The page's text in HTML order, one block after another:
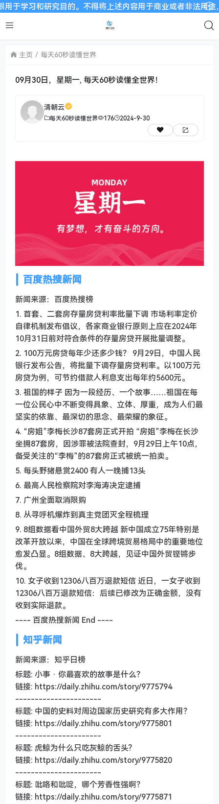
习和研究目的。不得将上述内容用于商业或者非法用途，
主页 每天60秒读懂世界
09月30日，星期一, 每天60秒读懂全世界！
清朝云
每天60秒读懂世界 176 2024-9-30
百度热搜新闻
新闻来源：百度热搜榜
1. 首套、二套房存量房贷利率批量下调 市场利率定价
自律机制发布倡议，各家商业银行原则上应在2024年
10月31日前对符合条件的存量房贷开展批量调整。
2. 100万元房贷每年少还多少钱？ 9月29日，中国人民
银行发布公告，将批量下调存量房贷利率。以100万元
房贷为例，可节约借款人利息支出每年约5600元。
3. 祖国的样子 因为一段经历、一个故事……祖国在每
一位公民心中不断变得具象、立体、厚重，成为人们最
坚实的依靠、最深切的思念、最荣耀的象征。
4. “房姐”李梅长沙87套房正式开拍 “房姐”李梅在长沙
坐拥87套房，因涉罪被法院查封，9月29日上午10点，
备受关注的“李梅”的87套房正式被统一拍卖。
5. 每头野猪悬赏2400 有人一晚捕13头
6. 最高人民检察院对李海涛决定逮捕
7. 广州全面取消限购
8. 从寻呼机爆炸到真主党团灭全程梳理
9. 8组数据看中国外贸8大跨越 新中国成立75年特别是
改革开放以来，中国在全球跨境贸易格局中的重要地位
愈发凸显。8组数据、8大跨越，见证中国外贸铿锵步
伐。
10. 女子收到12306八百万退款短信 近日，一女子收到
12306八百万退款短信：后续已修改为正确金额，没有
收到实际退款。
---- 百度热搜新闻 End ----
知乎新闻
新闻来源：知乎日榜
标题: 小事 · 你最喜欢的故事是什么？
链接: https://daily.zhihu.com/story/9775794
----------------------
标题: 中国的史料对周边国家历史研究有多大作用？
链接: https://daily.zhihu.com/story/9775801
----------------------
标题: 虎鲸为什么只吃灰鲸的舌头?
链接: https://daily.zhihu.com/story/9775820
----------------------
标题: 吡咯和吡啶，哪个芳香性强啊？
链接: https://daily.zhihu.com/story/9775871